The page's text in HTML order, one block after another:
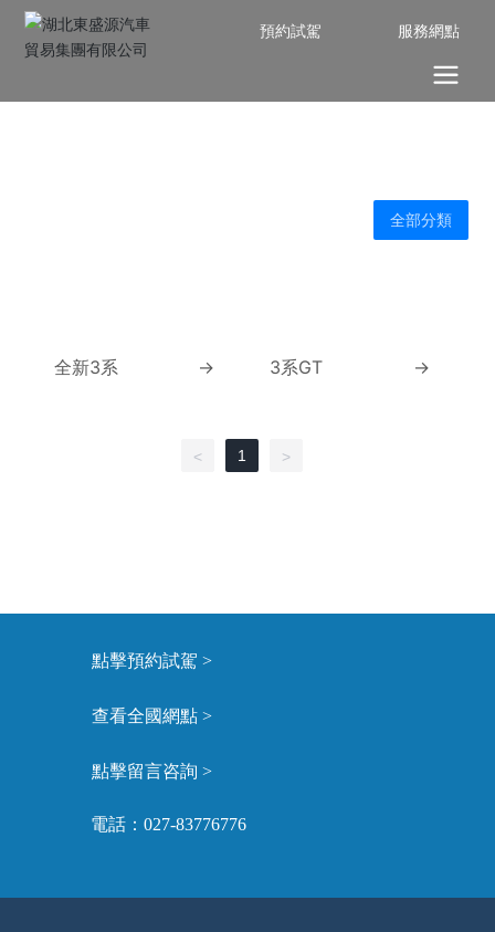
預約試駕 服務網點
全部分類
全新3系 → 3系GT →
< 1 >
點擊預約試駕 >
查看全國網點 >
點擊留言咨詢 >
電話：027-83776776